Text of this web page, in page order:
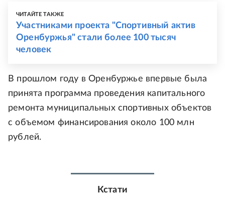
ЧИТАЙТЕ ТАКЖЕ
Участниками проекта "Спортивный актив
Оренбуржья" стали более 100 тысяч
человек
В прошлом году в Оренбуржье впервые была
принята программа проведения капитального
ремонта муниципальных спортивных объектов
с объемом финансирования около 100 млн
рублей.
Кстати